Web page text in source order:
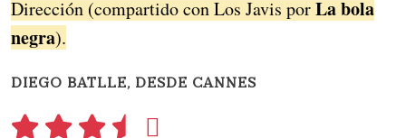
Dirección (compartido con Los Javis porLa bola
negra).
DIEGO BATLLE, DESDE CANNES